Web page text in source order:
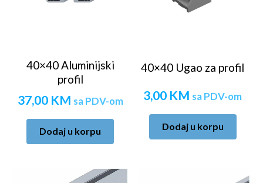
40×40 Aluminijski
profil
37,00 KM sa PDV-om
Dodaj u korpu
40×40 Ugao za profil
3,00 KM sa PDV-om
Dodaj u korpu